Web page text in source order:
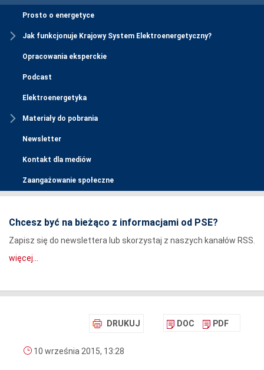
Prosto o energetyce
Jak funkcjonuje Krajowy System Elektroenergetyczny?
Opracowania eksperckie
Podcast
Elektroenergetyka
Materiały do pobrania
Newsletter
Kontakt dla mediów
Zaangażowanie społeczne
Chcesz być na bieżąco z informacjami od PSE?
Zapisz się do newslettera lub skorzystaj z naszych kanałów RSS.
więcej...
DRUKUJ DOC PDF
10 września 2015, 13:28